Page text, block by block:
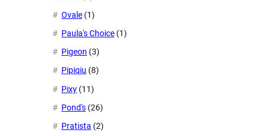
Ovale (1)
Paula's Choice (1)
Pigeon (3)
Pipiqiu (8)
Pixy (11)
Pond's (26)
Pratista (2)